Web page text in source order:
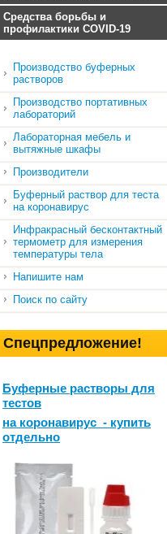
Средства борьбы и
профилактики COVID-19
Производство буферных
растворов
Производство портативных
лабораторий
Лабораторная мебель и
вытяжные шкафы
Производители
Буферный раствор для теста
на коронавирус
Инфракрасный бесконтактный
термометр для измерения
температуры тела
Напишите нам
Поиск по сайту
Спецпредложение!
Буферные растворы для
тестов
на коронавирус - купить
отдельно